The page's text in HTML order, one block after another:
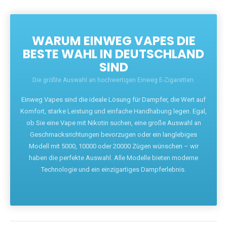
WARUM EINWEG VAPES DIE
BESTE WAHL IN DEUTSCHLAND
SIND
Die größte Auswahl an hochwertigen Einweg E-Zigaretten.
Einweg Vapes sind die ideale Lösung für Dampfer, die Wert auf
Komfort, starke Leistung und einfache Handhabung legen. Egal,
ob Sie eine Vape mit Nikotin suchen, eine große Auswahl an
Geschmacksrichtungen bevorzugen oder ein langlebiges
Modell mit 5000, 10000 oder 20000 Zügen wünschen – wir
haben die perfekte Auswahl. Alle Modelle bieten moderne
Technologie und ein einzigartiges Dampferlebnis.